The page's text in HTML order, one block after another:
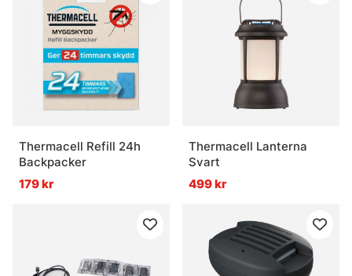
Thermacell Refill 24h
Backpacker
179 kr
Thermacell Lanterna
Svart
499 kr